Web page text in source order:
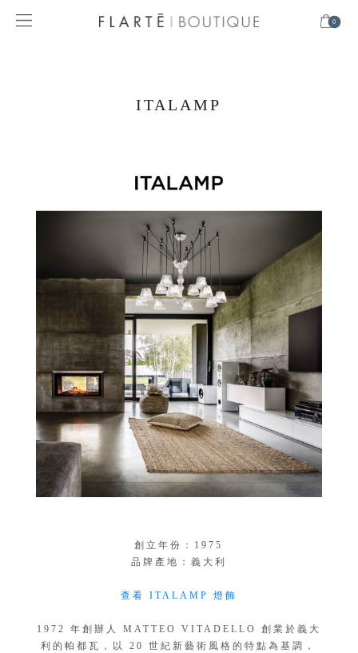
0
ITALAMP
創立年份：1975
品牌產地：義大利
查看 ITALAMP 燈飾
1972 年創辦人 MATTEO VITADELLO 創業於義大
利的帕都瓦，以 20 世紀新藝術風格的特點為基調，